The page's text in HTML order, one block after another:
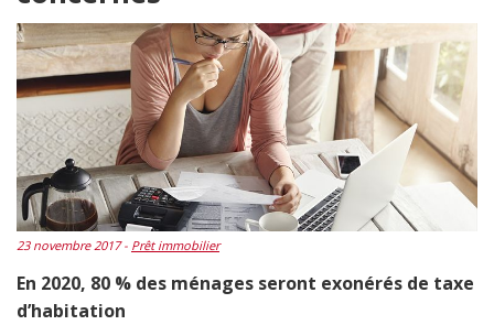
23 novembre 2017 - Prêt immobilier
En 2020, 80 % des ménages seront exonérés de taxe
d’habitation